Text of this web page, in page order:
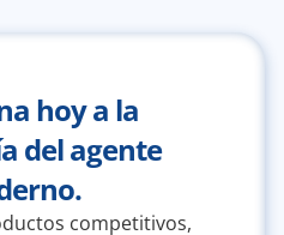
hoy a la
del agente
competitivos,